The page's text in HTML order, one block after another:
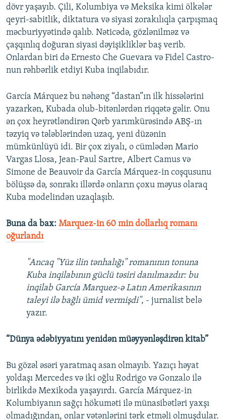
dövr yaşayıb. Çili, Kolumbiya və Meksika kimi ölkələr
qeyri-sabitlik, diktatura və siyasi zorakılıqla çarpışmaq
məcburiyyətində qalıb. Nəticədə, gözlənilməz və
çaşqınlıq doğuran siyasi dəyişikliklər baş verib.
Onlardan biri də Ernesto Che Guevara və Fidel Castro-
nun rəhbərlik etdiyi Kuba inqilabıdır.
García Márquez bu nəhəng “dastan”ın ilk hissələrini
yazarkən, Kubada olub-bitənlərdən riqqətə gəlir. Onu
ən çox heyrətləndirən Qərb yarımkürəsində ABŞ-ın
təzyiq və tələblərindən uzaq, yeni düzənin
mümkünlüyü idi. Bir çox ziyalı, o cümlədən Mario
Vargas Llosa, Jean-Paul Sartre, Albert Camus və
Simone de Beauvoir da García Márquez-in coşqusunu
bölüşsə də, sonrakı illərdə onların çoxu məyus olaraq
Kuba modelindən uzaqlaşıb.
Buna da bax: Marquez-in 60 min dollarlıq romanı
oğurlandı
"Ancaq "Yüz ilin tənhalığı" romanının tonuna
Kuba inqilabının güclü təsiri danılmazdır: bu
inqilab García Marquez-ə Latın Amerikasının
taleyi ilə bağlı ümid vermişdi", - jurnalist belə
yazır.
“Dünya ədəbiyyatını yenidən müəyyənləşdirən kitab”
Bu gözəl əsəri yaratmaq asan olmayıb. Yazıçı həyat
yoldaşı Mercedes və iki oğlu Rodrigo və Gonzalo ilə
birlikdə Mexikoda yaşayırdı. García Márquez-in
Kolumbiyanın sağçı hökuməti ilə münasibətləri yaxşı
olmadığından, onlar vətənlərini tərk etməli olmuşdular.